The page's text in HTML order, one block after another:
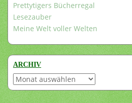
Prettytigers Bücherregal
Lesezauber
Meine Welt voller Welten
ARCHIV
Archiv